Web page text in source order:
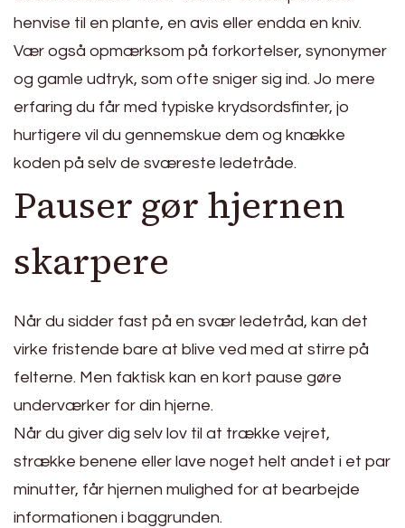
henvise til en plante, en avis eller endda en kniv.
Vær også opmærksom på forkortelser, synonymer
og gamle udtryk, som ofte sniger sig ind. Jo mere
erfaring du får med typiske krydsordsfinter, jo
hurtigere vil du gennemskue dem og knække
koden på selv de sværeste ledetråde.
Pauser gør hjernen
skarpere
Når du sidder fast på en svær ledetråd, kan det
virke fristende bare at blive ved med at stirre på
felterne. Men faktisk kan en kort pause gøre
underværker for din hjerne.
Når du giver dig selv lov til at trække vejret,
strække benene eller lave noget helt andet i et par
minutter, får hjernen mulighed for at bearbejde
informationen i baggrunden.